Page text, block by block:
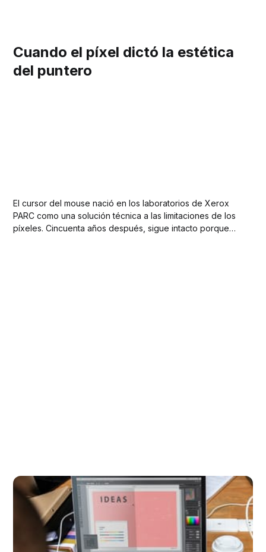
Cuando el píxel dictó la estética
del puntero
El cursor del mouse nació en los laboratorios de Xerox
PARC como una solución técnica a las limitaciones de los
píxeles. Cincuenta años después, sigue intacto porque